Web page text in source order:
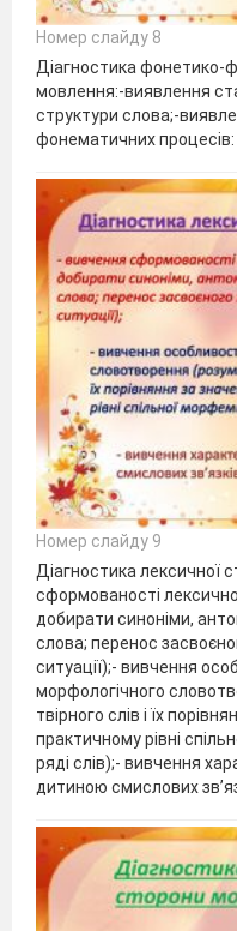
Номер слайду 8
Діагностика фонетико-
мовлення:-виявлення
структури слова;-
фонематичних процесів:
Номер слайду 9
Діагностика лексичної
сформованості
добирати синоніми,
слова; перенос
ситуації);- вивчення
морфологічного
твірного слів і їх
практичному рівні
ряді слів);- вивчення
дитиною смислових